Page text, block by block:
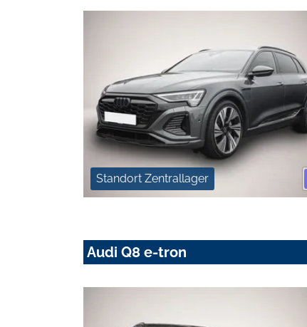
Standort Zentrallager
Audi Q8 e-tron